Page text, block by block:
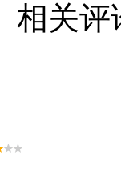
相关评